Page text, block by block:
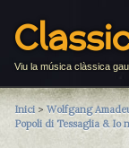
Viu la música clàssica
Inici > Wolfgang
Popoli di Tessaglia & Io